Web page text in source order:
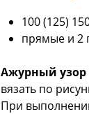
100 (125)
прямые и 2
Ажурный узор
вязать по
При